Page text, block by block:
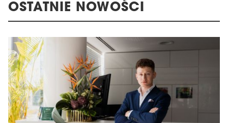
OSTATNIE NOWOŚCI